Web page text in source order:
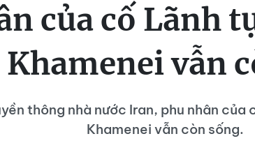
của cố Lãnh
vẫn
thông nhà nước Iran, phu nhân của
Khamenei vẫn còn sống.